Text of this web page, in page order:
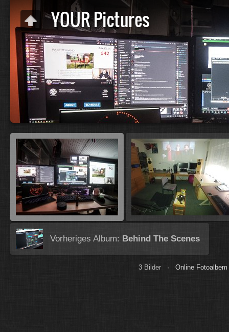
YOUR Pictures
Vorheriges Album: Behind The Scenes
3 Bilder ·Online